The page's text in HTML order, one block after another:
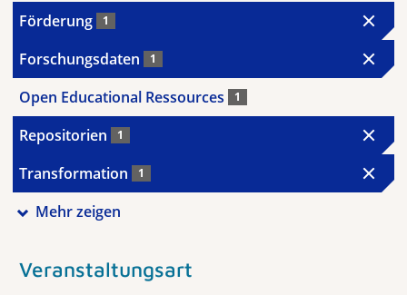
Förderung 1
Forschungsdaten 1
Open Educational Ressources 1
Repositorien 1
Transformation 1
Mehr zeigen
Veranstaltungsart